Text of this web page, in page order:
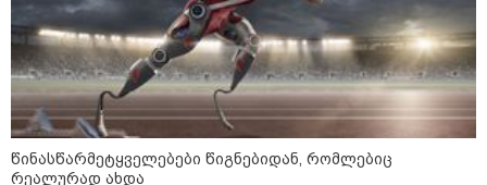
„ოქტომბრისთვის საქართველოს
არჩევანის გაკეთება მოუწევს...
„ორ სკამზე ჯდომის“
შესაძლებლობა შეიძლება
დასრულდეს“ - მირიან
მირიანაშვილის ანალიზი
ჯარისკაცი, რომელიც 29 წელი
წინასწარმეტყველებები წიგნებიდან, რომლებიც
რეალურად ახდა